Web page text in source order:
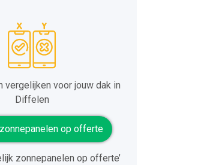
vergelijken voor jouw dak in
Diffelen
op offerte
zonnepanelen op offerte’